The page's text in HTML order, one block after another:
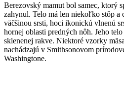
Berezovský mamut bol samec, ktorý
zahynul. Telo má len niekoľko stôp a
väčšinou srsti, hoci ikonickú vlnenú
hornej oblasti predných nôh. Jeho
sklenenej rakve. Niektoré vzorky
nachádzajú v Smithsonovom
Washingtone.